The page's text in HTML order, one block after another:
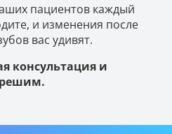
пациентов каждый
и изменения после
вас удивят.
консультация и